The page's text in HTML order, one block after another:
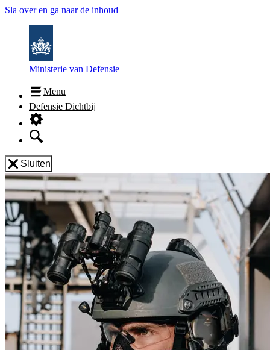
Sla over en ga naar de inhoud
Ministerie van Defensie
Menu
Defensie Dichtbij
Sluiten